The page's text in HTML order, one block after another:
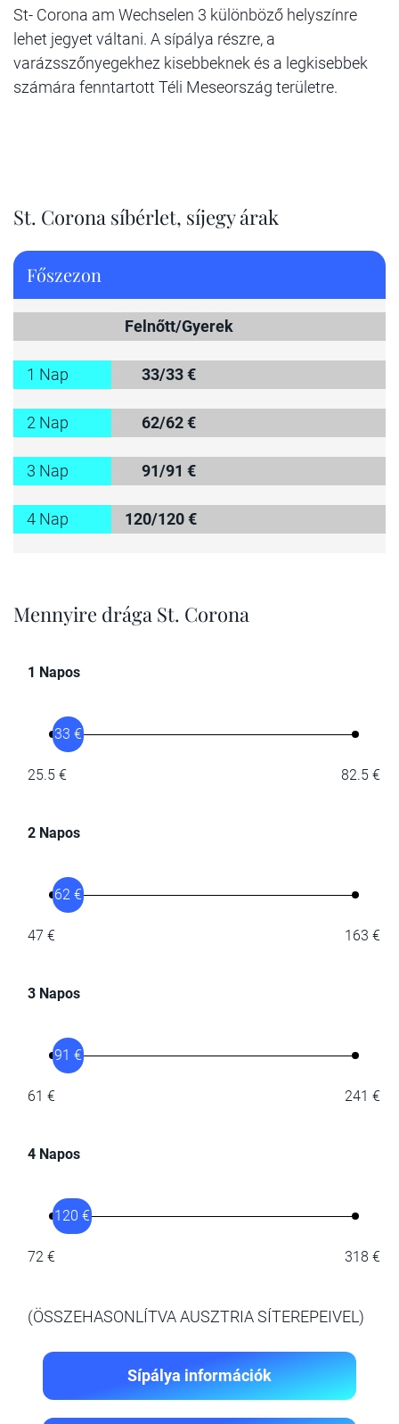
St- Corona am Wechselen 3 különböző helyszínre
lehet jegyet váltani. A sípálya részre, a
varázsszőnyegekhez kisebbeknek és a legkisebbek
számára fenntartott Téli Meseország területre.
St. Corona síbérlet, síjegy árak
Főszezon
Felnőtt/Gyerek
1 Nap 33/33 €
2 Nap 62/62 €
3 Nap 91/91 €
4 Nap 120/120 €
Mennyire drága St. Corona
1 Napos
25.5 €
33 €
82.5 €
2 Napos
47 €
62 €
163 €
3 Napos
61 €
91 €
241 €
4 Napos
72 €
120 €
318 €
(ÖSSZEHASONLÍTVA AUSZTRIA SÍTEREPEIVEL)
Sípálya információk